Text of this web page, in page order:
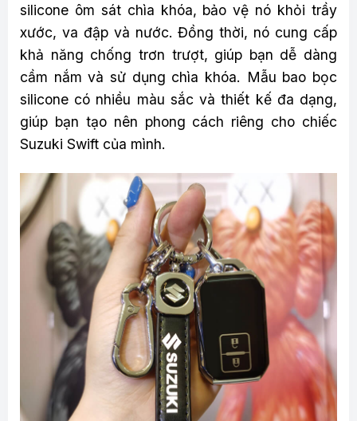
silicone ôm sát chìa khóa, bảo vệ nó khỏi trầy
xước, va đập và nước. Đồng thời, nó cung cấp
khả năng chống trơn trượt, giúp bạn dễ dàng
cầm nắm và sử dụng chìa khóa. Mẫu bao bọc
silicone có nhiều màu sắc và thiết kế đa dạng,
giúp bạn tạo nên phong cách riêng cho chiếc
Suzuki Swift của mình.